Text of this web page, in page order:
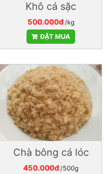
Khô cá sặc
500.000đ /kg
ĐẶT MUA
Chà bông cá lóc
450.000đ /500g